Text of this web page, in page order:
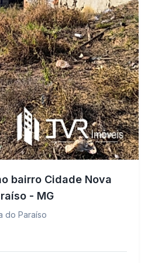
bairro Cidade Nova
- MG
do Paraíso